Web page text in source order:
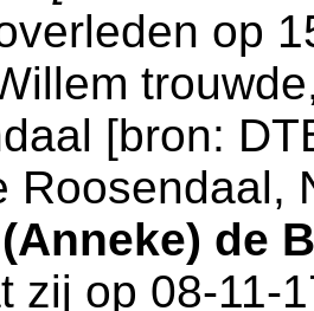
op
[bron:
Roosendaal,
de
zij op 08-11-